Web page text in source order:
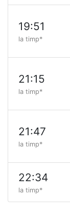
19:51
la timp*
21:15
la timp*
21:47
la timp*
22:34
la timp*